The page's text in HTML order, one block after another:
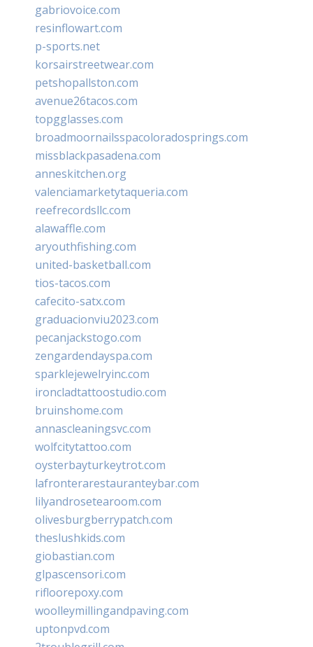
gabriovoice.com
resinflowart.com
p-sports.net
korsairstreetwear.com
petshopallston.com
avenue26tacos.com
topgglasses.com
broadmoornailsspacoloradosprings.com
missblackpasadena.com
anneskitchen.org
valenciamarketytaqueria.com
reefrecordsllc.com
alawaffle.com
aryouthfishing.com
united-basketball.com
tios-tacos.com
cafecito-satx.com
graduacionviu2023.com
pecanjackstogo.com
zengardendayspa.com
sparklejewelryinc.com
ironcladtattoostudio.com
bruinshome.com
annascleaningsvc.com
wolfcitytattoo.com
oysterbayturkeytrot.com
lafronterarestauranteybar.com
lilyandrosetearoom.com
olivesburgberrypatch.com
theslushkids.com
giobastian.com
glpascensori.com
rifloorepoxy.com
woolleymillingandpaving.com
uptonpvd.com